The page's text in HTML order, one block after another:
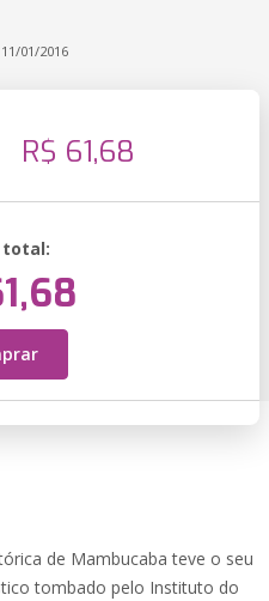
01/2016
R$ 61,68
total:
de Mambucaba teve o seu
tombado pelo Instituto do